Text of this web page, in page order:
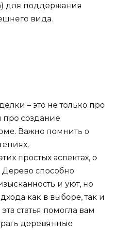
для поддержания
вида.
– это не только про
про создание
Важно помнить о
простых аспектах, о
способно
и уют, но
как в выборе, так и
статья помогла вам
деревянные